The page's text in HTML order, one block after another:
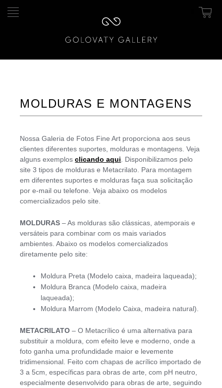
conteúdo
MOLDURAS E MONTAGENS
Nossa Galeria de Fotos Fine Art proporciona aos seus
clientes diferentes suportes, molduras e montagens. Veja
alguns exemplosclicando aqui . Disponibilizamos pelo
site 3 tipos de molduras e Metacrilato. Para montagem
em diferentes suportes e molduras faça sua solicitação
por e-mail ou telefone. Veja abaixo os modelos
comercializados pelo site.
MOLDURAS – As molduras são clássicas, atemporais e
versáteis para combinar com os mais variados
ambientes. Abaixo os modelos comercializados
diretamente pelo site:
Moldura Preta (Modelo caixa, madeira laqueada);
Moldura Branca (Modelo caixa, madeira
laqueada);
Moldura Marrom (Modelo Caixa, madeira natural).
METACRILATO – O Metacrílico é uma alternativa para
substituir a moldura, com efeito leve e moderno, onde a
foto ganha uma profundidade maior e levemente
tridimensional. Feito com chapas de acrílico importado de
3 a 5cm, específicas para obras de arte, com pH neutro,
especialmente desenvolvido para obras de arte, seguindo